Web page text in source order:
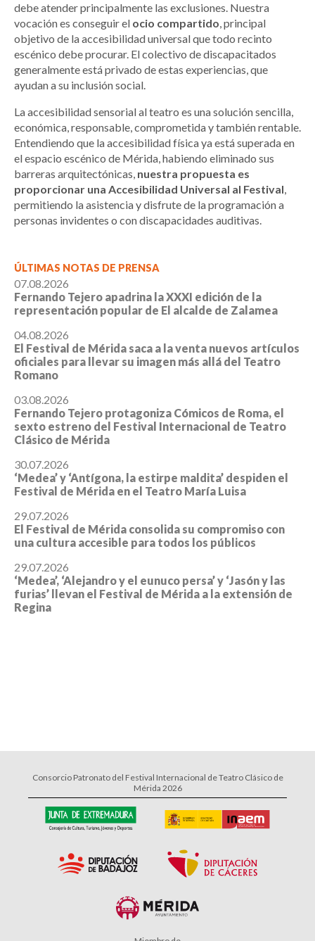
debe atender principalmente las exclusiones. Nuestra
vocación es conseguir el ocio compartido, principal
objetivo de la accesibilidad universal que todo recinto
escénico debe procurar. El colectivo de discapacitados
generalmente está privado de estas experiencias, que
ayudan a su inclusión social.
La accesibilidad sensorial al teatro es una solución sencilla,
económica, responsable, comprometida y también rentable.
Entendiendo que la accesibilidad física ya está superada en
el espacio escénico de Mérida, habiendo eliminado sus
barreras arquitectónicas, nuestra propuesta es
proporcionar una Accesibilidad Universal al Festival,
permitiendo la asistencia y disfrute de la programación a
personas invidentes o con discapacidades auditivas.
ÚLTIMAS NOTAS DE PRENSA
07.08.2026
Fernando Tejero apadrina la XXXI edición de la
representación popular de El alcalde de Zalamea
04.08.2026
El Festival de Mérida saca a la venta nuevos artículos
oficiales para llevar su imagen más allá del Teatro
Romano
03.08.2026
Fernando Tejero protagoniza Cómicos de Roma, el
sexto estreno del Festival Internacional de Teatro
Clásico de Mérida
30.07.2026
‘Medea’ y ‘Antígona, la estirpe maldita’ despiden el
Festival de Mérida en el Teatro María Luisa
29.07.2026
El Festival de Mérida consolida su compromiso con
una cultura accesible para todos los públicos
29.07.2026
‘Medea’, ‘Alejandro y el eunuco persa’ y ‘Jasón y las
furias’ llevan el Festival de Mérida a la extensión de
Regina
Consorcio Patronato del Festival Internacional de Teatro Clásico de
Mérida 2026